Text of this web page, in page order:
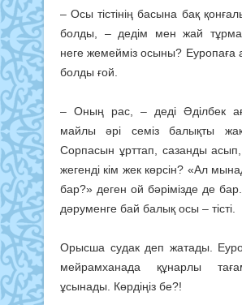
– Осы тістінің басына бақ
болды, – дедім мен жай
неге жемейміз осы­ны? Еуропаға
болды ғой.
– Оның рас, – деді Әділбек
майлы әрі семіз балықты
Сорпасын ұрттап, сазанды
жегенді кім жек көр­сін? «Ал
бар?» деген ой бәрімізде де бар.
дәруменге бай балық осы – тісті.
Орысша судак деп жатады.
мейрамханада құнарлы
ұсынады. Көрдіңіз бе?!